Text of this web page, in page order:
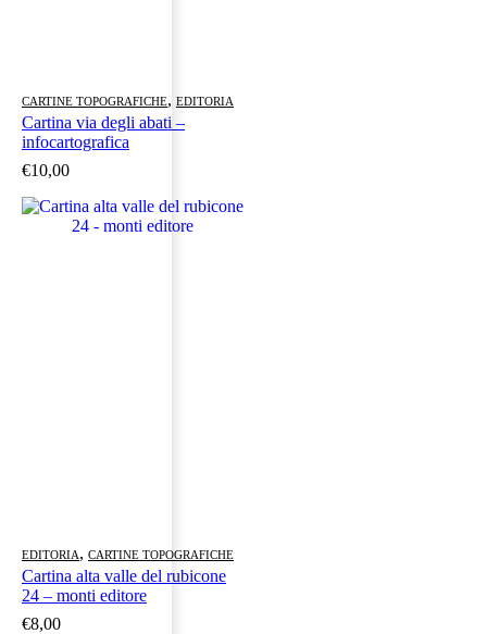
CARTINE TOPOGRAFICHE, EDITORIA
Cartina via degli abati –
infocartografica
€10,00
EDITORIA, CARTINE TOPOGRAFICHE
Cartina alta valle del rubicone
24 – monti editore
€8,00